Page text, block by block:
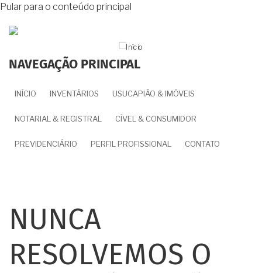
Pular para o conteúdo principal
NAVEGAÇÃO PRINCIPAL
INÍCIO INVENTÁRIOS USUCAPIÃO & IMÓVEIS
NOTARIAL & REGISTRAL CÍVEL & CONSUMIDOR
PREVIDENCIÁRIO PERFIL PROFISSIONAL CONTATO
NUNCA
RESOLVEMOS O